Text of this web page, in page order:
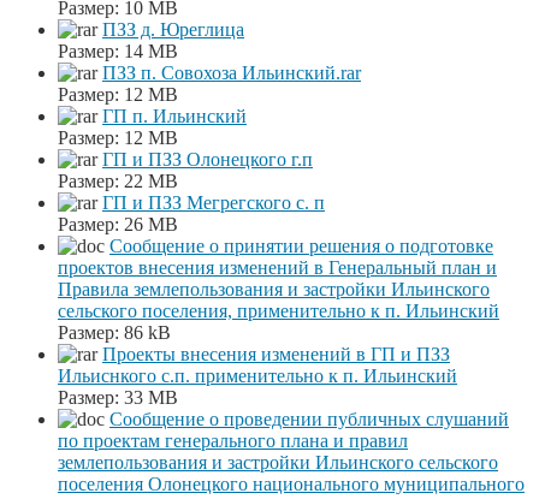
Размер: 10 MB
ПЗЗ д. Юреглица
Размер: 14 MB
ПЗЗ п. Совохоза Ильинский.rar
Размер: 12 MB
ГП п. Ильинский
Размер: 12 MB
ГП и ПЗЗ Олонецкого г.п
Размер: 22 MB
ГП и ПЗЗ Мегрегского с. п
Размер: 26 MB
Сообщение о принятии решения о подготовке
проектов внесения изменений в Генеральный план и
Правила землепользования и застройки Ильинского
сельского поселения, применительно к п. Ильинский
Размер: 86 kB
Проекты внесения изменений в ГП и ПЗЗ
Ильиснкого с.п. применительно к п. Ильинский
Размер: 33 MB
Сообщение о проведении публичных слушаний
по проектам генерального плана и правил
землепользования и застройки Ильинского сельского
поселения Олонецкого национального муниципального